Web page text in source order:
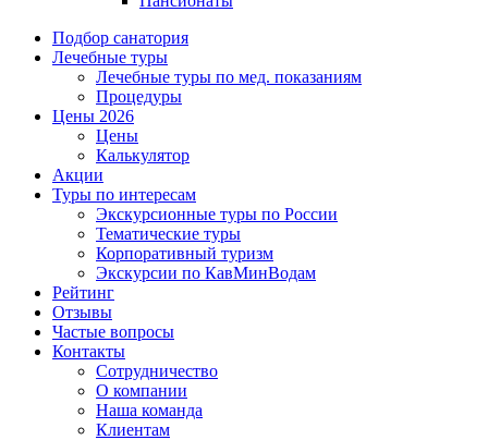
Подбор санатория
Лечебные туры
Лечебные туры по мед. показаниям
Процедуры
Цены 2026
Цены
Калькулятор
Акции
Туры по интересам
Экскурсионные туры по России
Тематические туры
Корпоративный туризм
Экскурсии по КавМинВодам
Рейтинг
Отзывы
Частые вопросы
Контакты
Сотрудничество
О компании
Наша команда
Клиентам